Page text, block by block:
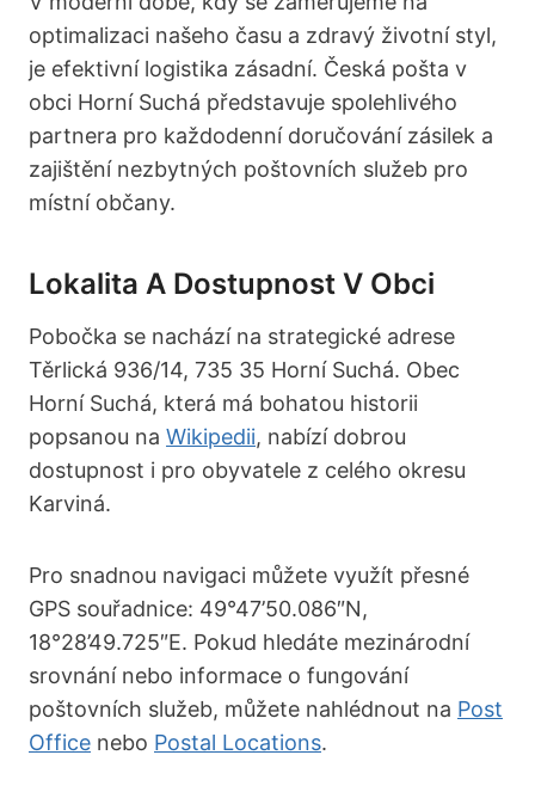
optimalizaci našeho času a zdravý životní styl,
je efektivní logistika zásadní. Česká pošta v
obci Horní Suchá představuje spolehlivého
partnera pro každodenní doručování zásilek a
zajištění nezbytných poštovních služeb pro
místní občany.
Lokalita A Dostupnost V Obci
Pobočka se nachází na strategické adrese
Těrlická 936/14, 735 35 Horní Suchá. Obec
Horní Suchá, která má bohatou historii
popsanou na Wikipedii, nabízí dobrou
dostupnost i pro obyvatele z celého okresu
Karviná.
Pro snadnou navigaci můžete využít přesné
GPS souřadnice: 49°47’50.086″N,
18°28’49.725″E. Pokud hledáte mezinárodní
srovnání nebo informace o fungování
poštovních služeb, můžete nahlédnout na Post
Office nebo Postal Locations.